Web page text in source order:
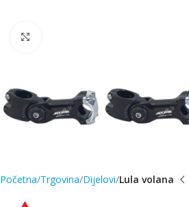
Početna Trgovina Dijelovi Lula volana